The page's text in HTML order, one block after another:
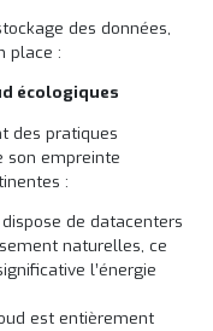
des données,
place :
écologiques
des pratiques
son empreinte
:
de datacenters
naturelles, ce
l’énergie
est entièrement